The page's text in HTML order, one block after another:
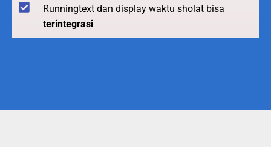
Runningtext dan display waktu sholat bisa
terintegrasi